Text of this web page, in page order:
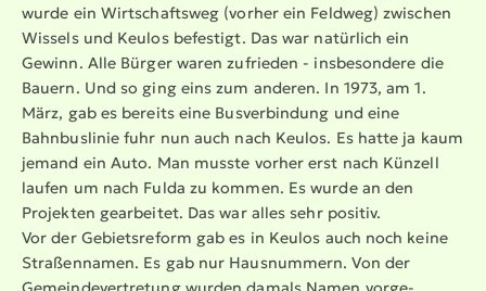
wurde ein Wirtschaftsweg (vorher ein Feldweg) zwischen
Wissels und Keulos befestigt. Das war natürlich ein
Gewinn. Alle Bürger waren zufrieden - insbe­sondere die
Bauern. Und so ging eins zum anderen. In 1973, am 1.
März, gab es bereits eine Busver­bindung und eine
Bahnbus­linie fuhr nun auch nach Keulos. Es hatte ja kaum
jemand ein Auto. Man musste vorher erst nach Künzell
laufen um nach Fulda zu kommen. Es wurde an den
Projekten gearbeitet. Das war alles sehr positiv.
Vor der Gebiets­reform gab es in Keulos auch noch keine
Straßen­namen. Es gab nur Hausnummern. Von der